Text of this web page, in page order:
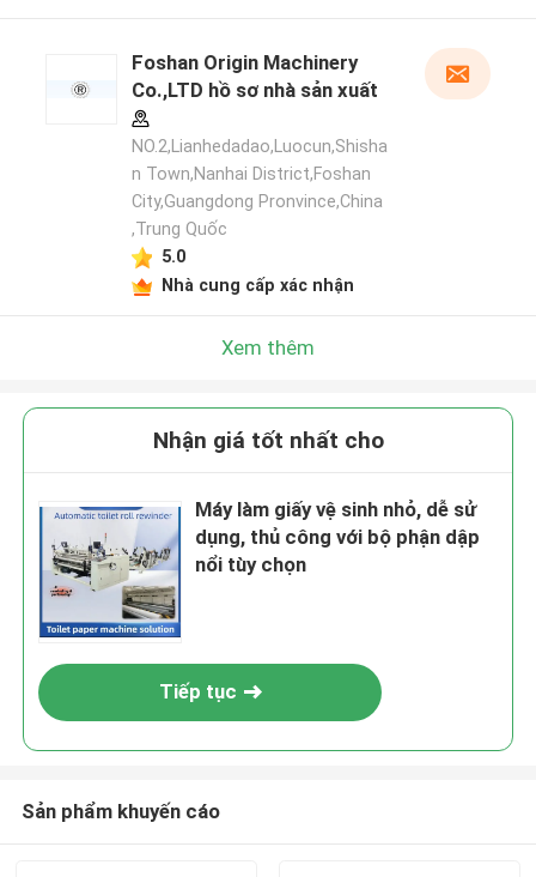
Foshan Origin Machinery
Co.,LTD hồ sơ nhà sản xuất
NO.2,Lianhedadao,Luocun,Shisha
n Town,Nanhai District,Foshan
City,Guangdong Pronvince,China
,Trung Quốc
5.0
Nhà cung cấp xác nhận
Xem thêm
Nhận giá tốt nhất cho
Máy làm giấy vệ sinh nhỏ, dễ sử
dụng, thủ công với bộ phận dập
nổi tùy chọn
Tiếp tục
Sản phẩm khuyến cáo